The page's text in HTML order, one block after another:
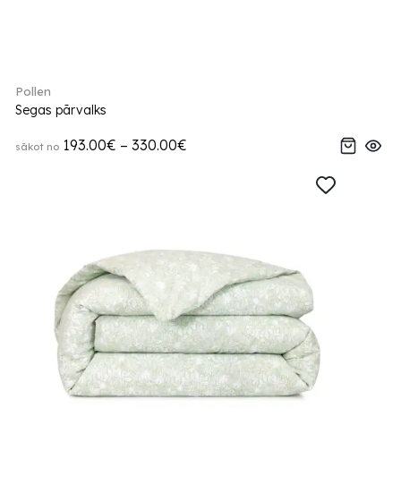
Pollen
Segas pārvalks
sākot no 193.00€ – 330.00€